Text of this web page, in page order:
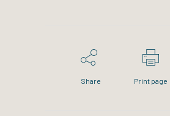
Share Print page